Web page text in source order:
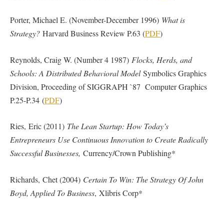
Porter, Michael E. (November-December 1996) What is
Strategy? Harvard Business Review P.63 (PDF)
Reynolds, Craig W. (Number 4 1987) Flocks, Herds, and
Schools: A Distributed Behavioral ModelSymbolics Graphics
Division, Proceeding of SIGGRAPH `87 Computer Graphics
P.25-P.34 (PDF)
Ries, Eric (2011) The Lean Startup: How Today’s
Entrepreneurs Use Continuous Innovation to Create Radically
Successful Businesses, Currency/Crown Publishing*
Richards, Chet (2004) Certain To Win: The Strategy Of John
Boyd, Applied To Business, Xlibris Corp*